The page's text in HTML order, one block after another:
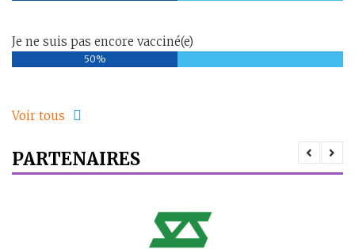
Je ne suis pas encore vacciné(e)
50%
Voir tous
PARTENAIRES